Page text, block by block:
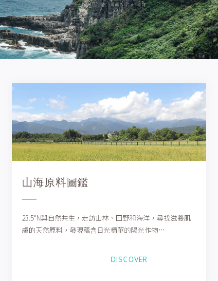
山海原料圖鑑
23.5°N與自然共生，走訪山林、田野和海洋，尋找滋養肌
膚的天然原料，發現蘊含日光精華的陽光作物…
DISCOVER